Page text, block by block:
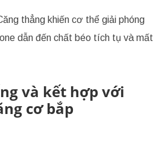
thẳng khiến cơ thể giải phóng
dẫn đến chất béo tích tụ và mất
và kết hợp với
cơ bắp